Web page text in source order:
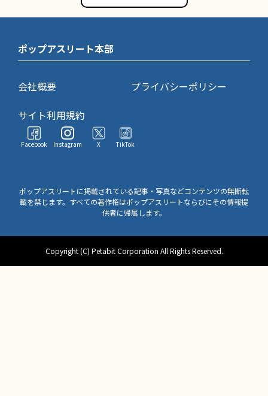
ポップアスリート本部
会社概要
プライバシーポリシー
サイト利用規約
Facebook Instagram X TikTok
ポップアスリートに掲載されている記事・写真などコンテンツの無断転
載を禁じます。すべての著作権はポップアスリートならびにその情報提
供者に帰属します。
Copyright (C) Petabit Corporation All Rights Reserved.